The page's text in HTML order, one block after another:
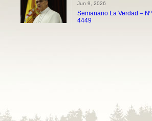
Jun 9, 2026
Semanario La Verdad – Nº
4449